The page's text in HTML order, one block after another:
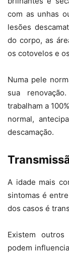
com as unhas
lesões
do corpo, as
os cotovelos e
Numa pele
sua
trabalham a
normal,
descamação.
A idade mais
sintomas é
dos casos é
Existem
podem